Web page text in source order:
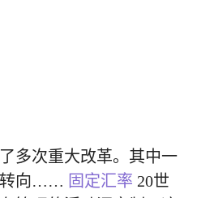
多次重大改革。其中一
转向…… 固定汇率 20世